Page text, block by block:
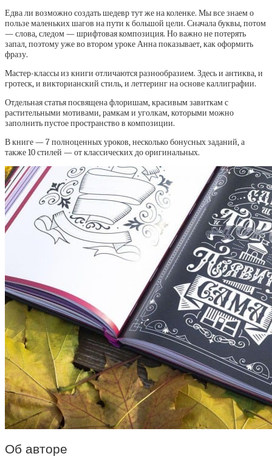
Едва ли возможно создать шедевр тут же на коленке. Мы все знаем о
пользе маленьких шагов на пути к большой цели. Сначала буквы, потом
— слова, следом — шрифтовая композиция. Но важно не потерять
запал, поэтому уже во втором уроке Анна показывает, как оформить
фразу.
Мастер-классы из книги отличаются разнообразием. Здесь и антиква, и
гротеск, и викторианский стиль, и леттеринг на основе каллиграфии.
Отдельная статья посвящена флоришам, красивым завиткам с
растительными мотивами, рамкам и уголкам, которыми можно
заполнить пустое пространство в композиции.
В книге — 7 полноценных уроков, несколько бонусных заданий, а
также 10 стилей — от классических до оригинальных.
Об авторе